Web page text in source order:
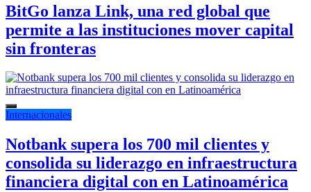
BitGo lanza Link, una red global que
permite a las instituciones mover capital
sin fronteras
Internacionales
Notbank supera los 700 mil clientes y
consolida su liderazgo en infraestructura
financiera digital con en Latinoamérica